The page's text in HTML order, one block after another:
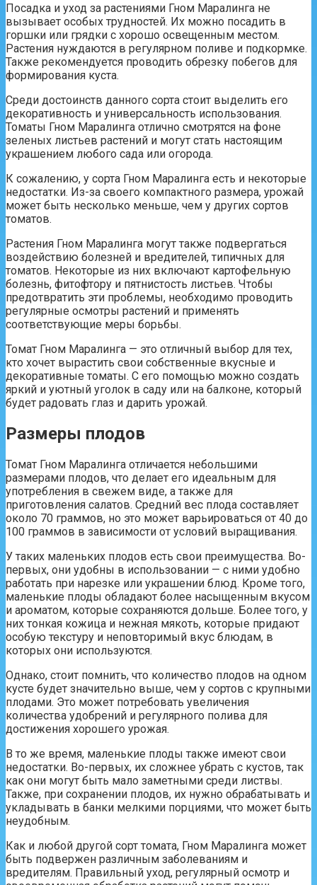
Посадка и уход за растениями Гном Маралинга не
вызывает особых трудностей. Их можно посадить в
горшки или грядки с хорошо освещенным местом.
Растения нуждаются в регулярном поливе и подкормке.
Также рекомендуется проводить обрезку побегов для
формирования куста.
Среди достоинств данного сорта стоит выделить его
декоративность и универсальность использования.
Томаты Гном Маралинга отлично смотрятся на фоне
зеленых листьев растений и могут стать настоящим
украшением любого сада или огорода.
К сожалению, у сорта Гном Маралинга есть и некоторые
недостатки. Из-за своего компактного размера, урожай
может быть несколько меньше, чем у других сортов
томатов.
Растения Гном Маралинга могут также подвергаться
воздействию болезней и вредителей, типичных для
томатов. Некоторые из них включают картофельную
болезнь, фитофтору и пятнистость листьев. Чтобы
предотвратить эти проблемы, необходимо проводить
регулярные осмотры растений и применять
соответствующие меры борьбы.
Томат Гном Маралинга — это отличный выбор для тех,
кто хочет вырастить свои собственные вкусные и
декоративные томаты. С его помощью можно создать
яркий и уютный уголок в саду или на балконе, который
будет радовать глаз и дарить урожай.
Размеры плодов
Томат Гном Маралинга отличается небольшими
размерами плодов, что делает его идеальным для
употребления в свежем виде, а также для
приготовления салатов. Средний вес плода составляет
около 70 граммов, но это может варьироваться от 40 до
100 граммов в зависимости от условий выращивания.
У таких маленьких плодов есть свои преимущества. Во-
первых, они удобны в использовании — с ними удобно
работать при нарезке или украшении блюд. Кроме того,
маленькие плоды обладают более насыщенным вкусом
и ароматом, которые сохраняются дольше. Более того, у
них тонкая кожица и нежная мякоть, которые придают
особую текстуру и неповторимый вкус блюдам, в
которых они используются.
Однако, стоит помнить, что количество плодов на одном
кусте будет значительно выше, чем у сортов с крупными
плодами. Это может потребовать увеличения
количества удобрений и регулярного полива для
достижения хорошего урожая.
В то же время, маленькие плоды также имеют свои
недостатки. Во-первых, их сложнее убрать с кустов, так
как они могут быть мало заметными среди листвы.
Также, при сохранении плодов, их нужно обрабатывать и
укладывать в банки мелкими порциями, что может быть
неудобным.
Как и любой другой сорт томата, Гном Маралинга может
быть подвержен различным заболеваниям и
вредителям. Правильный уход, регулярный осмотр и